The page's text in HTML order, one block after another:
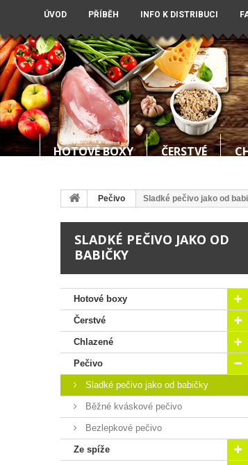
ÚVOD PŘÍBĚH INFO K DISTRIBUCI
HOTOVÉ BOXY ČERSTVÉ
Pečivo Sladké pečivo jako od
SLADKÉ PEČIVO JAKO OD
BABIČKY
Hotové boxy
Čerstvé
Chlazené
Pečivo
Sladké pečivo jako od babičky
Běžné kváskové pečivo
Bezlepkové pečivo
Ze spíže